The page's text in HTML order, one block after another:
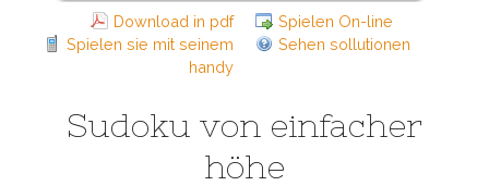
Download in pdf
Spielen On-line
Spielen sie mit seinem
handy
Sehen sollutionen
Sudoku von einfacher
höhe